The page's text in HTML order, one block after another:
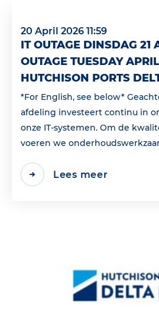
20 April 2026 11:59
IT OUTAGE DINSDAG 21
OUTAGE TUESDAY
HUTCHISON PORTS
*For English, see below*
afdeling investeert continu in
onze IT-systemen. Om de
voeren we
Lees meer